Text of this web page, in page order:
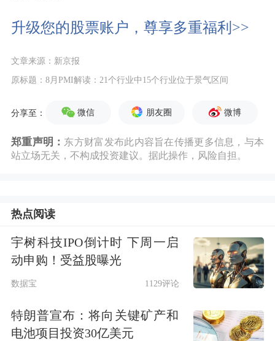
升级您的股票账户，尊享多重福利>>
文章来源：新京报
原标题：8月PMI解读：21个行业中15个行业位于景气区间
分享至： 微信 朋友圈 微博
郑重声明： 东方财富发布此内容旨在传播更多信息，与本
站立场无关，不构成投资建议。据此操作，风险自担。
热点阅读
宇树科技IPO倒计时 下周一启
动申购！受益股曝光
数据宝 1129评论
特朗普宣布：将向关键矿产和
电池项目投资30亿美元